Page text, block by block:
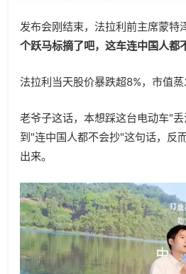
发布会刚结束，法拉利前主席蒙特
个跃马标摘了吧，这车连中国人都
法拉利当天股价暴跌超8%，市值蒸
老爷子这话，本想踩这台电动车"
到"连中国人都不会抄"这句话，反
出来。